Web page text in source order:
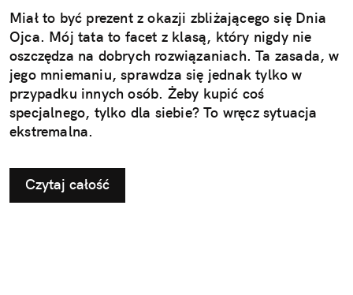
Miał to być prezent z okazji zbliżającego się Dnia
Ojca. Mój tata to facet z klasą, który nigdy nie
oszczędza na dobrych rozwiązaniach. Ta zasada, w
jego mniemaniu, sprawdza się jednak tylko w
przypadku innych osób. Żeby kupić coś
specjalnego, tylko dla siebie? To wręcz sytuacja
ekstremalna.
Czytaj całość